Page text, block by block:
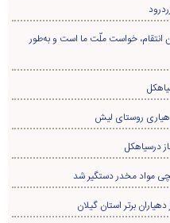
انتقام، خواست ملّت ما است و به‌طور
روستای لیش
برتر استان گیلان